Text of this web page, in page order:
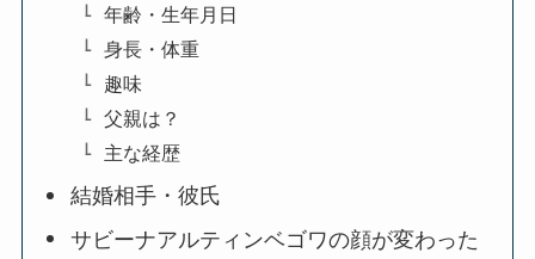
年齢・生年月日
身長・体重
趣味
父親は？
主な経歴
結婚相手・彼氏
サビーナアルティンベゴワの顔が変わった